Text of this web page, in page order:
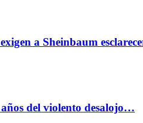
a Sheinbaum
del violento desalojo…